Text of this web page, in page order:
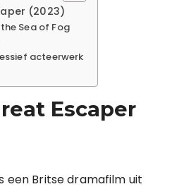
(2023)
Sea of Fog
acteerwerk
Escaper
een Britse dramafilm uit